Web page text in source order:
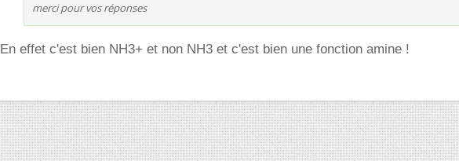
merci pour vos réponses
En effet c'est bien NH3+ et non NH3 et c'est bien une fonction amine !